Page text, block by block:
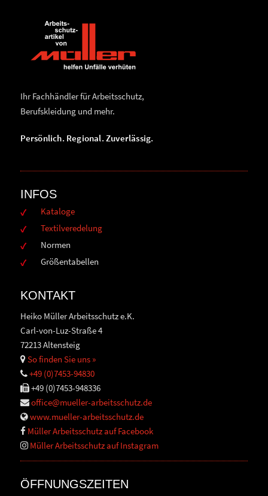
Ihr Fachhändler für Arbeitsschutz,
Berufskleidung und mehr.
Persönlich. Regional. Zuverlässig.
INFOS
Kataloge
Textilveredelung
Normen
Größentabellen
KONTAKT
Heiko Müller Arbeitsschutz e.K.
Carl-von-Luz-Straße 4
72213 Altensteig
So finden Sie uns »
+49 (0)7453-94830
+49 (0)7453-948336
office@mueller-arbeitsschutz.de
www.mueller-arbeitsschutz.de
Müller Arbeitsschutz auf Facebook
Müller Arbeitsschutz auf Instagram
ÖFFNUNGSZEITEN